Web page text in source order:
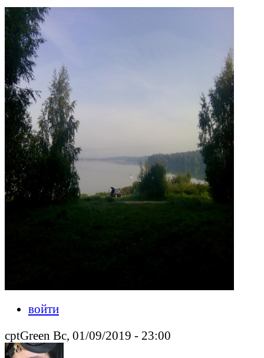
войти
cptGreen Вс, 01/09/2019 - 23:00